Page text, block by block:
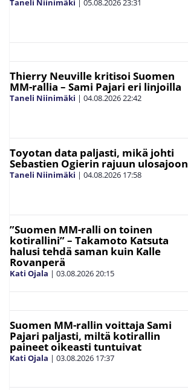
Taneli Niinimäki 05.08.202623:31
Thierry Neuville kritisoi Suomen
MM-rallia – Sami Pajari eri linjoilla
Taneli Niinimäki | 04.08.202622:42
Toyotan data paljasti, mikä johti
Sebastien Ogierin rajuun ulosajoon
Taneli Niinimäki | 04.08.2026 17:58
”Suomen MM-ralli on toinen
kotirallini” – Takamoto Katsuta
halusi tehdä saman kuin Kalle
Rovanperä
Kati Ojala | 03.08.202620:15
Suomen MM-rallin voittaja Sami
Pajari paljasti, miltä kotirallin
paineet oikeasti tuntuivat
Kati Ojala | 03.08.2026 17:37